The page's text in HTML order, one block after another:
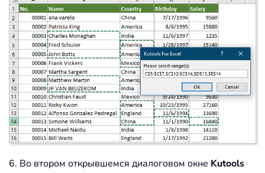
6. Во втором открывшемся диалоговом окне Kutools